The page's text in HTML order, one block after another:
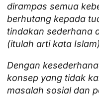
dirampas semua
berhutang kepada
tindakan sederhana
(itulah arti kata
Dengan
konsep yang tidak
masalah sosial dan